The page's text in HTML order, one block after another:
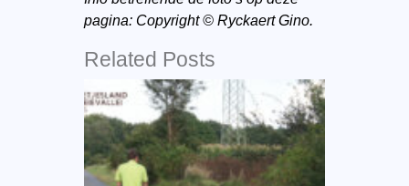
pagina: Copyright © Ryckaert Gino.
Related Posts